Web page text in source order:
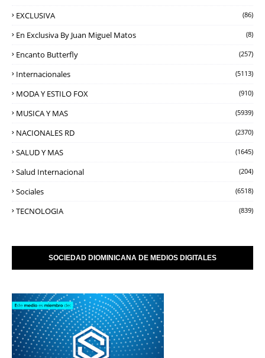
EXCLUSIVA (86)
En Exclusiva By Juan Miguel Matos (8)
Encanto Butterfly (257)
Internacionales (5113)
MODA Y ESTILO FOX (910)
MUSICA Y MAS (5939)
NACIONALES RD (2370)
SALUD Y MAS (1645)
Salud Internacional (204)
Sociales (6518)
TECNOLOGIA (839)
SOCIEDAD DIOMINICANA DE MEDIOS DIGITALES